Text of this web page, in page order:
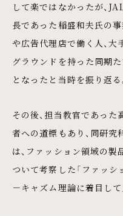
して楽ではなかったが、
長であった稲盛和夫氏の
や広告代理店で働く人、
グラウンドを持った同期
となったと当時を振り返る
その後、担当教官であっ
者への道標もあり、同研
は、ファッション領域の
ついて考察した「ファッ
－キャズム理論に着目して